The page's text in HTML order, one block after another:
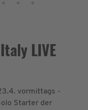
LIVE
vormittags -
Starter der